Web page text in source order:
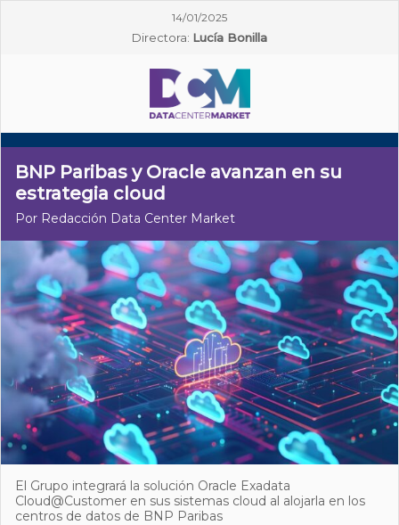
14/01/2025
Directora: Lucía Bonilla
BNP Paribas y Oracle avanzan en su
estrategia cloud
Por Redacción Data Center Market
El Grupo integrará la solución Oracle Exadata
Cloud@Customer en sus sistemas cloud al alojarla en los
centros de datos de BNP Paribas